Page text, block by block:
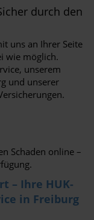
durch den
uns an Ihrer Seite
wie möglich.
unserem
und unserer
Schaden online –
– Ihre HUK-
in Freiburg